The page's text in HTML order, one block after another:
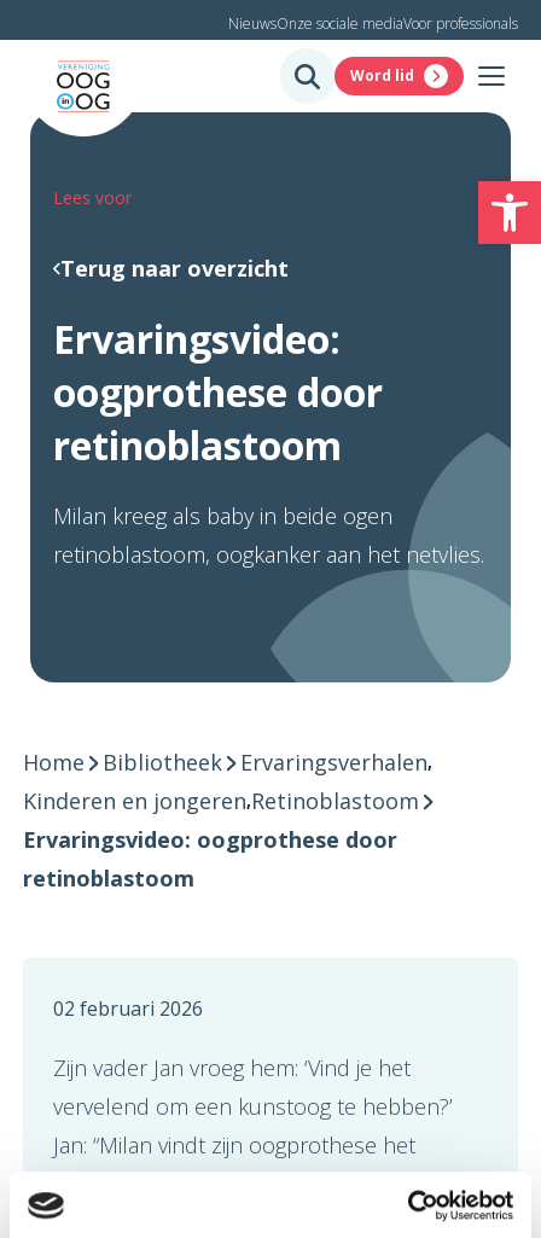
NieuwsOnze sociale mediaVoor professionals
Word lid
Lees voor
Terug naar overzicht
Ervaringsvideo:
oogprothese door
retinoblastoom
Milan kreeg als baby in beide ogen
retinoblastoom, oogkanker aan het netvlies.
Home Bibliotheek Ervaringsverhalen,
Kinderen en jongeren,Retinoblastoom
Ervaringsvideo: oogprothese door
retinoblastoom
02 februari 2026
Zijn vader Jan vroeg hem: ‘Vind je het
vervelend om een kunstoog te hebben?’
Jan: “Milan vindt zijn oogprothese het
tastbare bewijs dat hij de kanker heeft
overleefd. Juist als mensen het zien, kan hij